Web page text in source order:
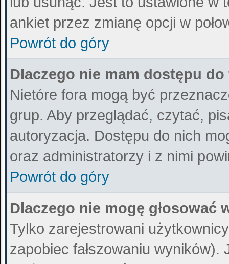
ankiet przez zmianę opcji w
Powrót do góry
Dlaczego nie mam dostępu
Nietóre fora mogą być
grup. Aby przeglądać, czytać,
autoryzacja. Dostępu do nich
oraz administratorzy i z nimi
Powrót do góry
Dlaczego nie mogę głosować
Tylko zarejestrowani
zapobiec fałszowaniu wyników).